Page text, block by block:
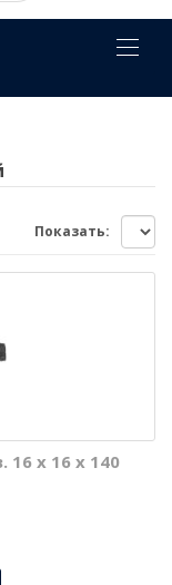
Показать:
16 х 16 х 140